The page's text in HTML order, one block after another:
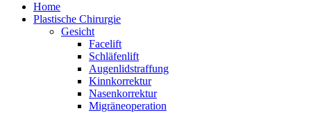
Home
Plastische Chirurgie
Gesicht
Facelift
Schläfenlift
Augenlidstraffung
Kinnkorrektur
Nasenkorrektur
Migräneoperation